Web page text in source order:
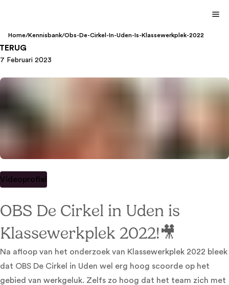
Home/Kennisbank/Obs-De-Cirkel-In-Uden-Is-Klassewerkplek-2022
7 Februari 2023
Videoprofiel
OBS De Cirkel in Uden is
Klassewerkplek 2022!🎥
Na afloop van het onderzoek van Klassewerkplek 2022 bleek
dat OBS De Cirkel in Uden wel erg hoog scoorde op het
gebied van werkgeluk. Zelfs zo hoog dat het team zich met